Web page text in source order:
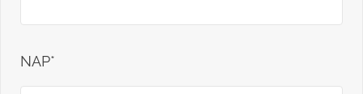
NAP*